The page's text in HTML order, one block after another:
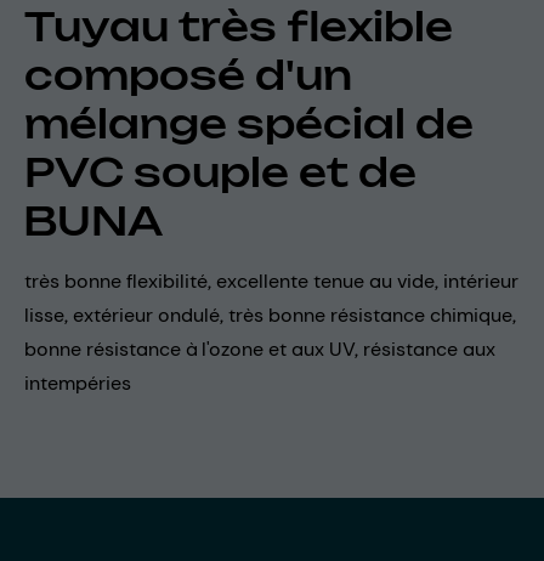
Tuyau très flexible
composé d'un
mélange spécial de
PVC souple et de
BUNA
très bonne flexibilité, excellente tenue au vide, intérieur
lisse, extérieur ondulé, très bonne résistance chimique,
bonne résistance à l'ozone et aux UV, résistance aux
intempéries